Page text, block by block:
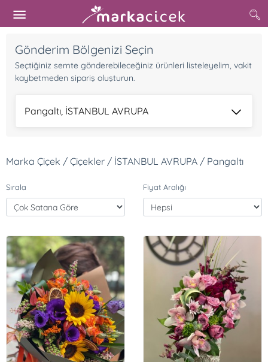
Gönderim Bölgenizi Seçin
Seçtiğiniz semte gönderebileceğiniz ürünleri listeleyelim, vakit
kaybetmeden sipariş oluşturun.
Pangaltı, İSTANBUL AVRUPA
Marka Çiçek / Çiçekler / İSTANBUL AVRUPA / Pangaltı
Sırala Fiyat Aralığı